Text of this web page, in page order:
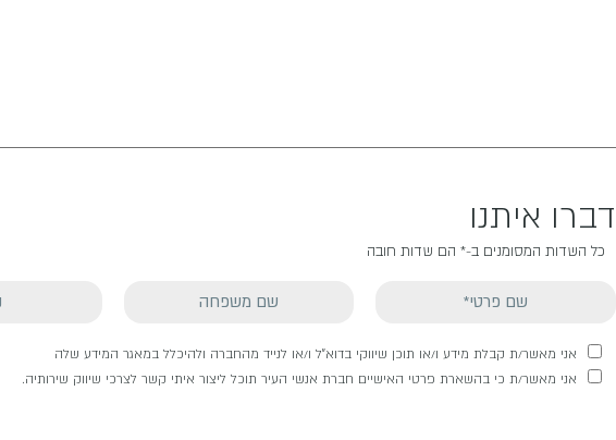
דברו איתנו
כל השדות המסומנים ב-* הם שדות חובה
אני מאשר/ת קבלת מידע ו/או תוכן שיווקי בדוא"ל ו/או לנייד מהחברה ולהיכלל במאגר המידע שלה
אני מאשר/ת כי בהשארת פרטי האישיים חברת אנשי העיר תוכל ליצור איתי קשר לצרכי שיווק שירותיה.